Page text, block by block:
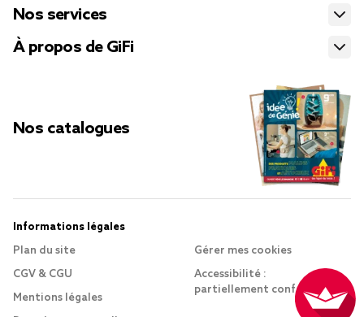
Nos services
À propos de GiFi
Nos catalogues
Informations légales
Plan du site
CGV & CGU
Mentions légales
Gérer mes cookies
Accessibilité :
partiellement conforme